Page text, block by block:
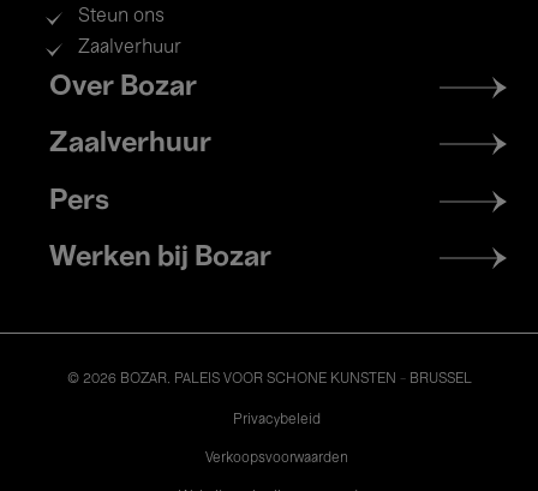
Steun ons
Zaalverhuur
Footer
menu
Over Bozar
Zaalverhuur
Pers
Werken bij Bozar
© 2026 BOZAR. PALEIS VOOR SCHONE KUNSTEN - BRUSSEL
Privacybeleid
Verkoopsvoorwaarden